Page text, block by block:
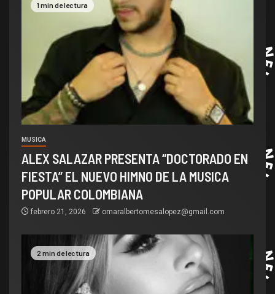
1 min de lectura
MUSICA
ALEX SALAZAR PRESENTA “DOCTORADO EN
FIESTA” EL NUEVO HIMNO DE LA MUSICA
POPULAR COLOMBIANA
febrero 21, 2026 omaralbertomesalopez@gmail.com
2 min de lectura